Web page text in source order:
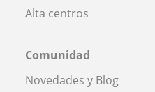
Alta centros
Comunidad
Novedades y Blog